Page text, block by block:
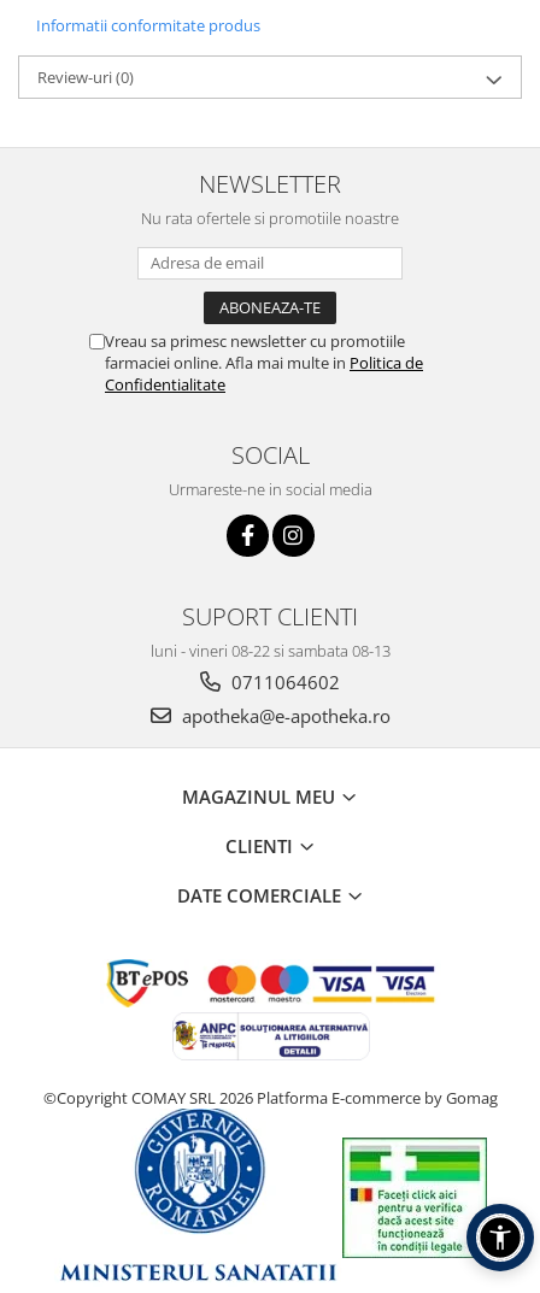
Informatii conformitate produs
Review-uri(0)
NEWSLETTER
Nu rata ofertele si promotiile noastre
Vreau sa primesc newsletter cu promotiile
farmaciei online. Afla mai multe in Politica de
Confidentialitate
SOCIAL
Urmareste-ne in social media
SUPORT CLIENTI
luni - vineri 08-22 si sambata 08-13
0711064602
apotheka@e-apotheka.ro
MAGAZINUL MEU
CLIENTI
DATE COMERCIALE
©Copyright COMAY SRL 2026 Platforma E-commerce by Gomag